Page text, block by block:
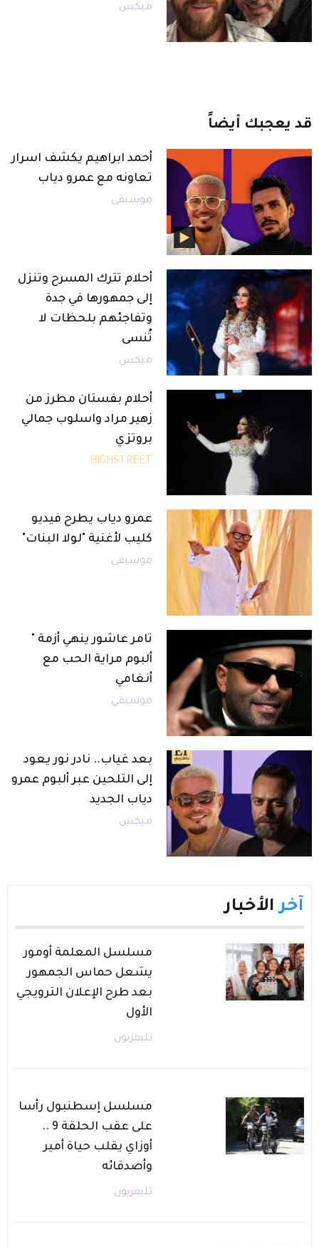
ميكس
قد يعجبك أيضاً
أحمد ابراهيم يكشف اسرار
تعاونه مع عمرو دياب
موسيقى
أحلام تترك المسرح وتنزل
إلى جمهورها في جدة
وتفاجئهم بلحظات لا
تُنسى
ميكس
أحلام بفستان مطرز من
زهير مراد واسلوب جمالي
بروتزي
HIGHSTREET
عمرو دياب يطرح فيديو
كليب لأغنية "لولا البنات"
موسيقى
تامر عاشور ينهي أزمة "
ألبوم مراية الحب مع
أنغامي
موسيقى
بعد غياب.. نادر نور يعود
إلى التلحين عبر ألبوم عمرو
دياب الجديد
ميكس
آخر الأخبار
مسلسل المعلمة أومور
يشعل حماس الجمهور
بعد طرح الإعلان الترويجي
الأول
تليفزيون
مسلسل إسطنبول رأسا
على عقب الحلقة 9 ..
أوزاي يقلب حياة أمير
وأصدقائه
تليفزيون